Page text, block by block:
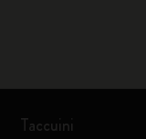
Taccuini